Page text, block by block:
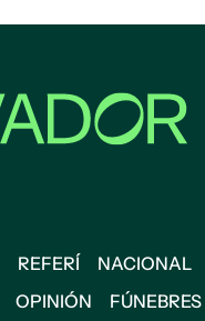
REFERÍ NACIONAL
OPINIÓN FÚNEBRES